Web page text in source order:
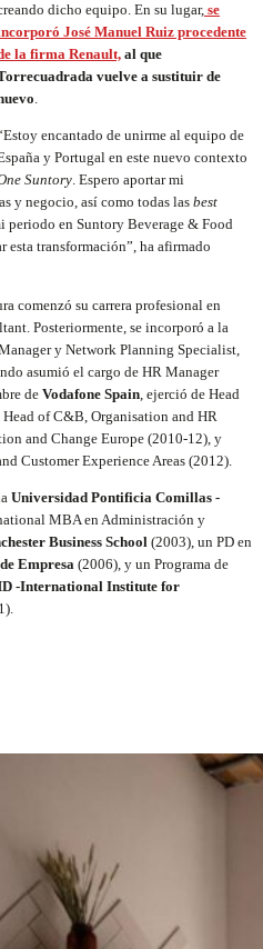
dicho equipo. En su lugar, se
José Manuel Ruiz procedente
la firma Renault, al que
vuelve a sustituir de
.
encantado de unirme al equipo de
y Portugal en este nuevo contexto
Suntory. Espero aportar mi
y negocio, así como todas las best
periodo en Suntory Beverage & Food
esta transformación”, ha afirmado
comenzó su carrera profesional en
Posteriormente, se incorporó a la
y Network Planning Specialist,
asumió el cargo de HR Manager
de Vodafone Spain, ejerció de Head
of C&B, Organisation and HR
and Change Europe (2010-12), y
Customer Experience Areas (2012).
Universidad Pontificia Comillas -
MBA enAdministración y
Business School (2003), un PD en
Empresa (2006), y un Programa de
-International Institute for